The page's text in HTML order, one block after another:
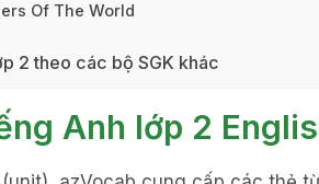
Of The World
2 theo các bộ SGK khác
Anh lớp 2